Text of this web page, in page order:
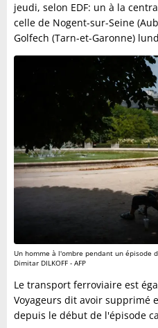
jeudi, selon EDF: un à la
celle de Nogent-sur-Seine
Golfech (Tarn-et-Garonne)
Un homme à l'ombre pendant un épisode
Dimitar DILKOFF - AFP
Le transport ferroviaire est
Voyageurs dit avoir supprimé
depuis le début de l'épisode